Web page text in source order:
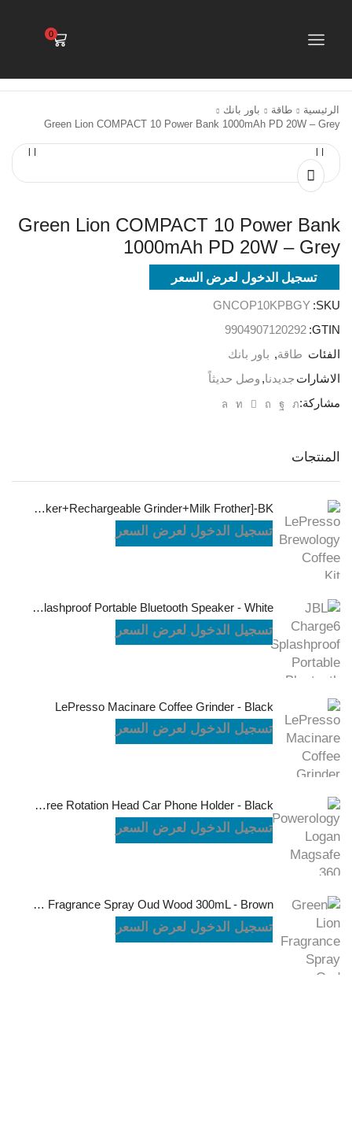
0
الرئيسية طاقة
باور بانك
Green Lion COMPACT 10 Power Bank 1000mAh PD 20W – Grey
Green Lion COMPACT 10 Power Bank
1000mAh PD 20W – Grey
تسجيل الدخول لعرض السعر
SKU:
GNCOP10KPBGY
GTIN:
9904907120292
الفئات طاقة, باور بانك
الاشارات جديدنا, وصل حديثاً
مشاركة:
المنتجات
LePresso Brewology Coffee Kit [Espresso Maker+Rechargeable Grinder+Milk Frother]-BK
تسجيل الدخول لعرض السعر
JBL Charge6 Splashproof Portable Bluetooth Speaker - White
تسجيل الدخول لعرض السعر
LePresso Macinare Coffee Grinder - Black
تسجيل الدخول لعرض السعر
Powerology Logan Magsafe 360 Degree Rotation Head Car Phone Holder - Black
تسجيل الدخول لعرض السعر
Green Lion Fragrance Spray Oud Wood 300mL - Brown
تسجيل الدخول لعرض السعر